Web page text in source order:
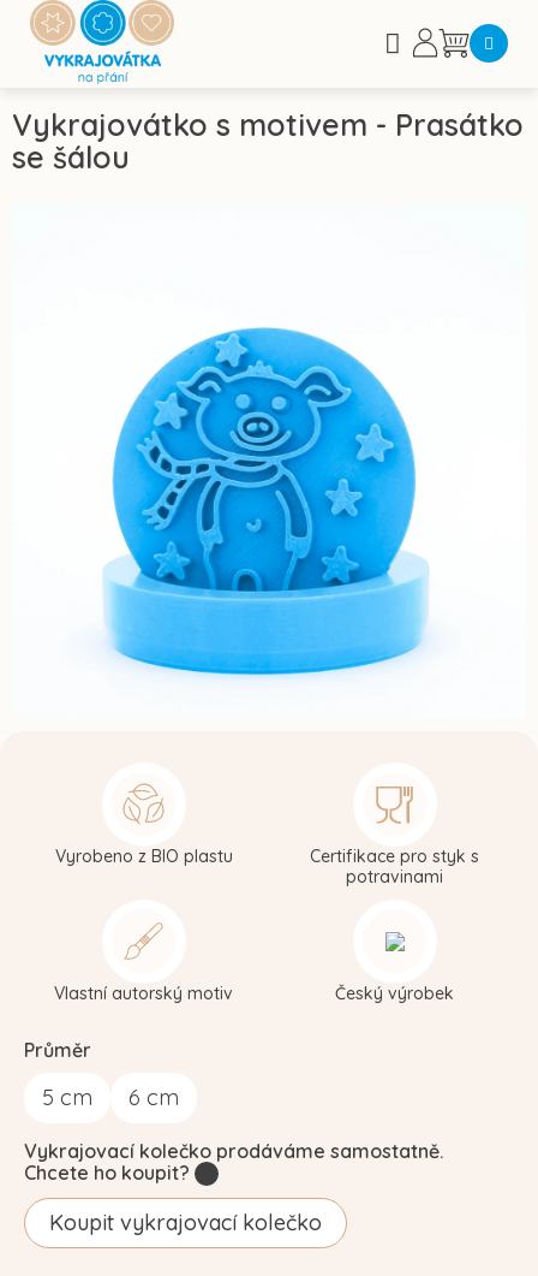
Přejít
obsah
Nákupní
Vykrajovátko s motivem - Prasátko
se šálou
Průměr
5 cm 6 cm
Vyrobeno z BIO plastu
Certifikace pro styk s
potravinami
Vlastní autorský motiv Český výrobek
Vykrajovací kolečko prodáváme samostatně.
Chcete ho koupit?
Koupit vykrajovací kolečko